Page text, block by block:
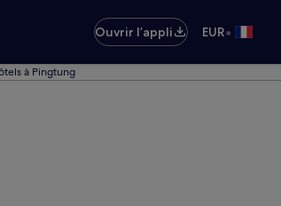
Ouvrir l’appli
EUR•
à Pingtung